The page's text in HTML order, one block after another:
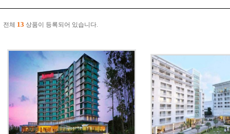
전체 13 상품이 등록되어 있습니다.